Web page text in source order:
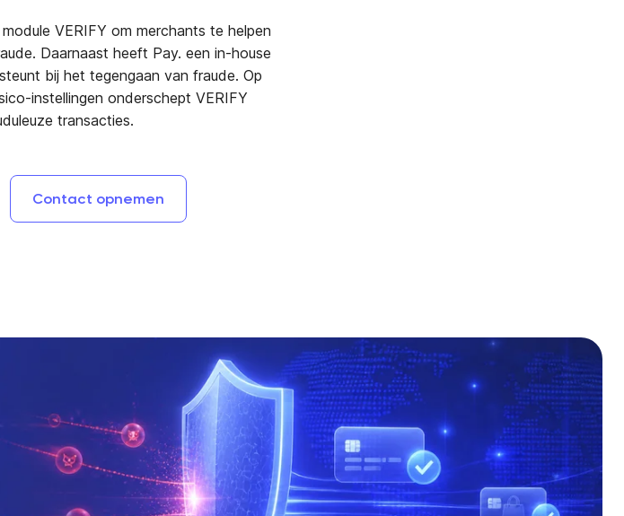
VERIFY om merchants te helpen
Daarnaast heeft Pay. een in-house
bij het tegengaan van fraude. Op
instellingen onderschept VERIFY
transacties.
Contact opnemen